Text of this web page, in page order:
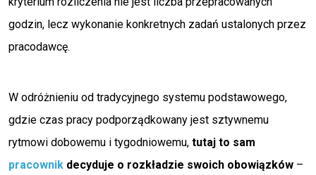
godzin, lecz wykonanie konkretnych zadań ustalonych przez
pracodawcę.
W odróżnieniu od tradycyjnego systemu podstawowego,
gdzie czas pracy podporządkowany jest sztywnemu
rytmowi dobowemu i tygodniowemu, tutaj to sam
pracownik decyduje o rozkładzie swoich obowiązków –